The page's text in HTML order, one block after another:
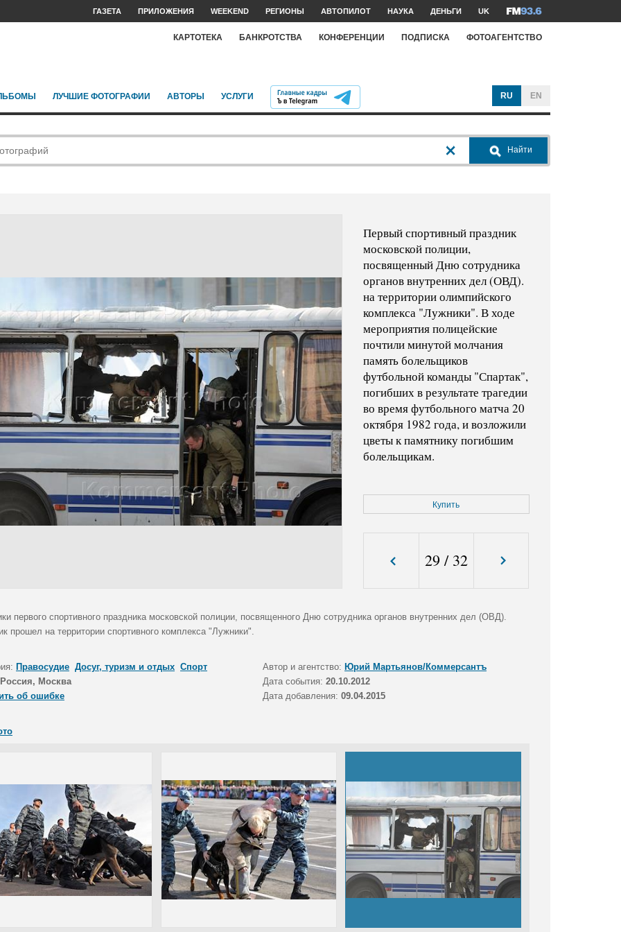
ГАЗЕТА ПРИЛОЖЕНИЯ WEEKEND РЕГИОНЫ АВТОПИЛОТ НАУКА ДЕНЬГИ UK
КАРТОТЕКА БАНКРОТСТВА КОНФЕРЕНЦИИ ПОДПИСКА ФОТОАГЕНТСТВО
ЛУЧШИЕ ФОТОГРАФИИ АВТОРЫ УСЛУГИ RU EN
Найти
Первый спортивный праздник
московской полиции,
посвященный Дню сотрудника
органов внутренних дел (ОВД).
на территории олимпийского
комплекса "Лужники". В ходе
мероприятия полицейские
почтили минутой молчания
память болельщиков
футбольной команды "Спартак",
погибших в результате трагедии
во время футбольного матча 20
октября 1982 года, и возложили
цветы к памятнику погибшим
болельщикам.
Код фото: KMO_131832_01418_1
jpg
Купить
29 / 32
первого спортивного праздника московской полиции, посвященного Дню сотрудника органов внутренних дел (ОВД).
прошел на территории спортивного комплекса "Лужники".
Правосудие Досуг, туризм и отдых Спорт Автор и агентство: Юрий Мартьянов/Коммерсантъ
Россия, Москва Дата события: 20.10.2012
об ошибке
Дата добавления: 09.04.2015